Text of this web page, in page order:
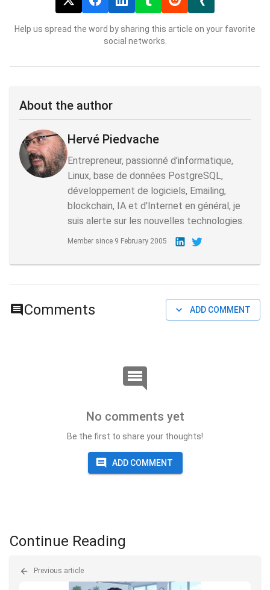
Help us spread the word by sharing this article on your favorite
social networks.
About the author
Hervé Piedvache
Entrepreneur, passionné d'informatique,
Linux, base de données PostgreSQL,
développement de logiciels, Emailing,
blockchain, IA et d'Internet en général, je
suis alerte sur les nouvelles technologies.
Member since 9 February 2005
Comments ADD COMMENT
No comments yet
Be the first to share your thoughts!
ADD COMMENT
Continue Reading
Previous article